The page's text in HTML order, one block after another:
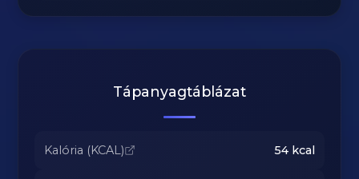
Tápanyagtáblázat
Kalória (KCAL) 54kcal